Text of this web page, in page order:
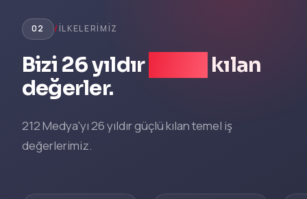
02 /İLKELERIMIZ
Bizi 26 yıldır
kılan
değerler.
212 Medya'yı 26 yıldır güçlü kılan temel iş
değerlerimiz.